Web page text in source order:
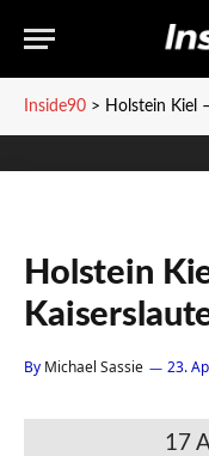
Inside90 > Holstein Kiel
Holstein
By Michael Sassie 23.
17